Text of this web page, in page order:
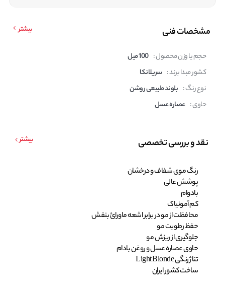
مشخصات فنی بیشتر
حجم یا وزن محصول : 100 میل
کشور مبدا برند : سریلانکا
نوع رنگ : بلوند طبیعی روشن
حاوی : عصاره عسل
نقد و بررسی تخصصی بیشتر
رنگ موی شفاف و درخشان
پوشش عالی
بادوام
کم آمونیاک
محافظت از مو در برابر اشعه ماورائ بنفش
حفظ رطوبت مو
جلوگیری از ریزش مو
حاوی عصاره عسل و روغن بادام
تناژ رنگی Light Blonde
ساخت کشور ایران